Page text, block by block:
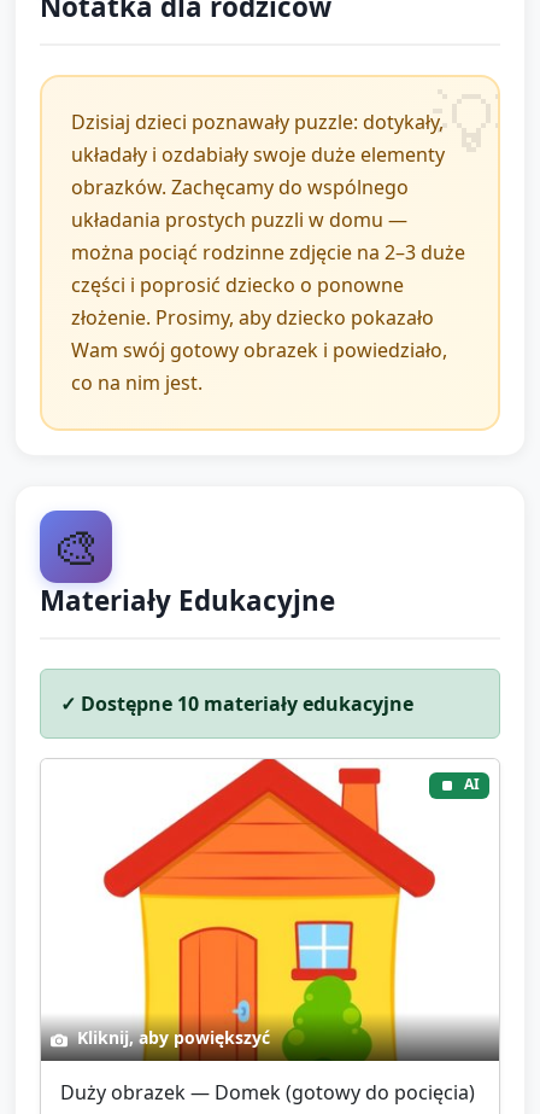
podsumowanie (5 minut)
Powrót do koła. Każde dziecko, które chce,
zdanie o obrazku (co to jest, jaki kolor itp.).
Krótkie podsumowanie przez opiekuna: „Dzisiaj
poznaliśmy, że obrazki można dzielić na części i
łączyć. Ćwiczyliśmy zabieranie i podawanie,
mówiliśmy, nazywaliśmy kolory i kształty.”
Pożegnanie piosenką/rymowanką (20–30 sekund) i
zachęta dla rodziców, aby dziecko pokazało puzzle
w domu.
Dzisiaj dzieci poznawały puzzle: dotykały,
układały i ozdabiały swoje duże elementy
obrazków. Zachęcamy do wspólnego
układania prostych puzzli w domu —
można pociąć rodzinne zdjęcie na 2–3 duże
części i poprosić dziecko o ponowne
złożenie. Prosimy, aby dziecko pokazało
Wam swój gotowy obrazek i powiedziało,
co na nim jest.
🎨
Materiały Edukacyjne
✓ Dostępne 10 materiały edukacyjne
AI
Kliknij, aby powiększyć
Duży obrazek — Domek (gotowy do pocięcia)